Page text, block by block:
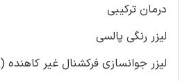
درمان ترکیبی
لیزر رنگی پالسی
لیزر جوانسازی فرکشنال غیر کاهنده (NAFL)